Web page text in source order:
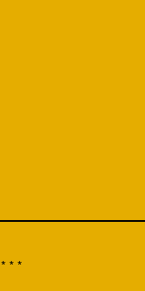
* * *